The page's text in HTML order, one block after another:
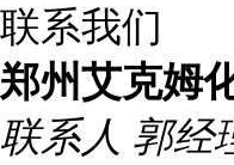
联系我们
郑州艾克姆
联系人 郭经